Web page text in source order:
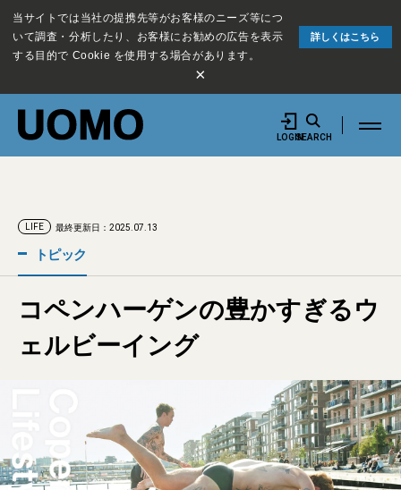
当サイトでは当社の提携先等がお客様のニーズ等につ
いて調査・分析したり、お客様にお勧めの広告を表示
する目的で Cookie を使用する場合があります。
詳しくはこちら
×
LOGINSEARCH
LIFE 最終更新日：2025.07.13
トピック
コペンハーゲンの豊かすぎるウ
ェルビーイング